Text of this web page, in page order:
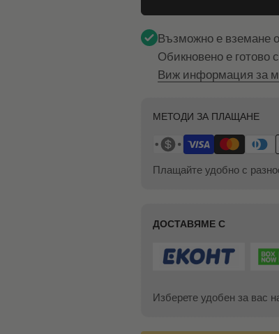
Възможно е вземане
Обикновено е готово
Виж информация за
МЕТОДИ ЗА ПЛАЩАНЕ
Плащайте удобно с
ДОСТАВЯМЕ С
Изберете удобен за вас